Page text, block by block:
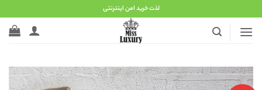
to
content
لذت خرید امن اینترنتی